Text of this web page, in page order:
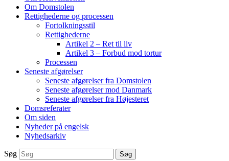
Om Domstolen
Rettighederne og processen
Fortolkningsstil
Rettighederne
Artikel 2 – Ret til liv
Artikel 3 – Forbud mod tortur
Processen
Seneste afgørelser
Seneste afgørelser fra Domstolen
Seneste afgørelser mod Danmark
Seneste afgørelser fra Højesteret
Domsreferater
Om siden
Nyheder på engelsk
Nyhedsarkiv
Søg